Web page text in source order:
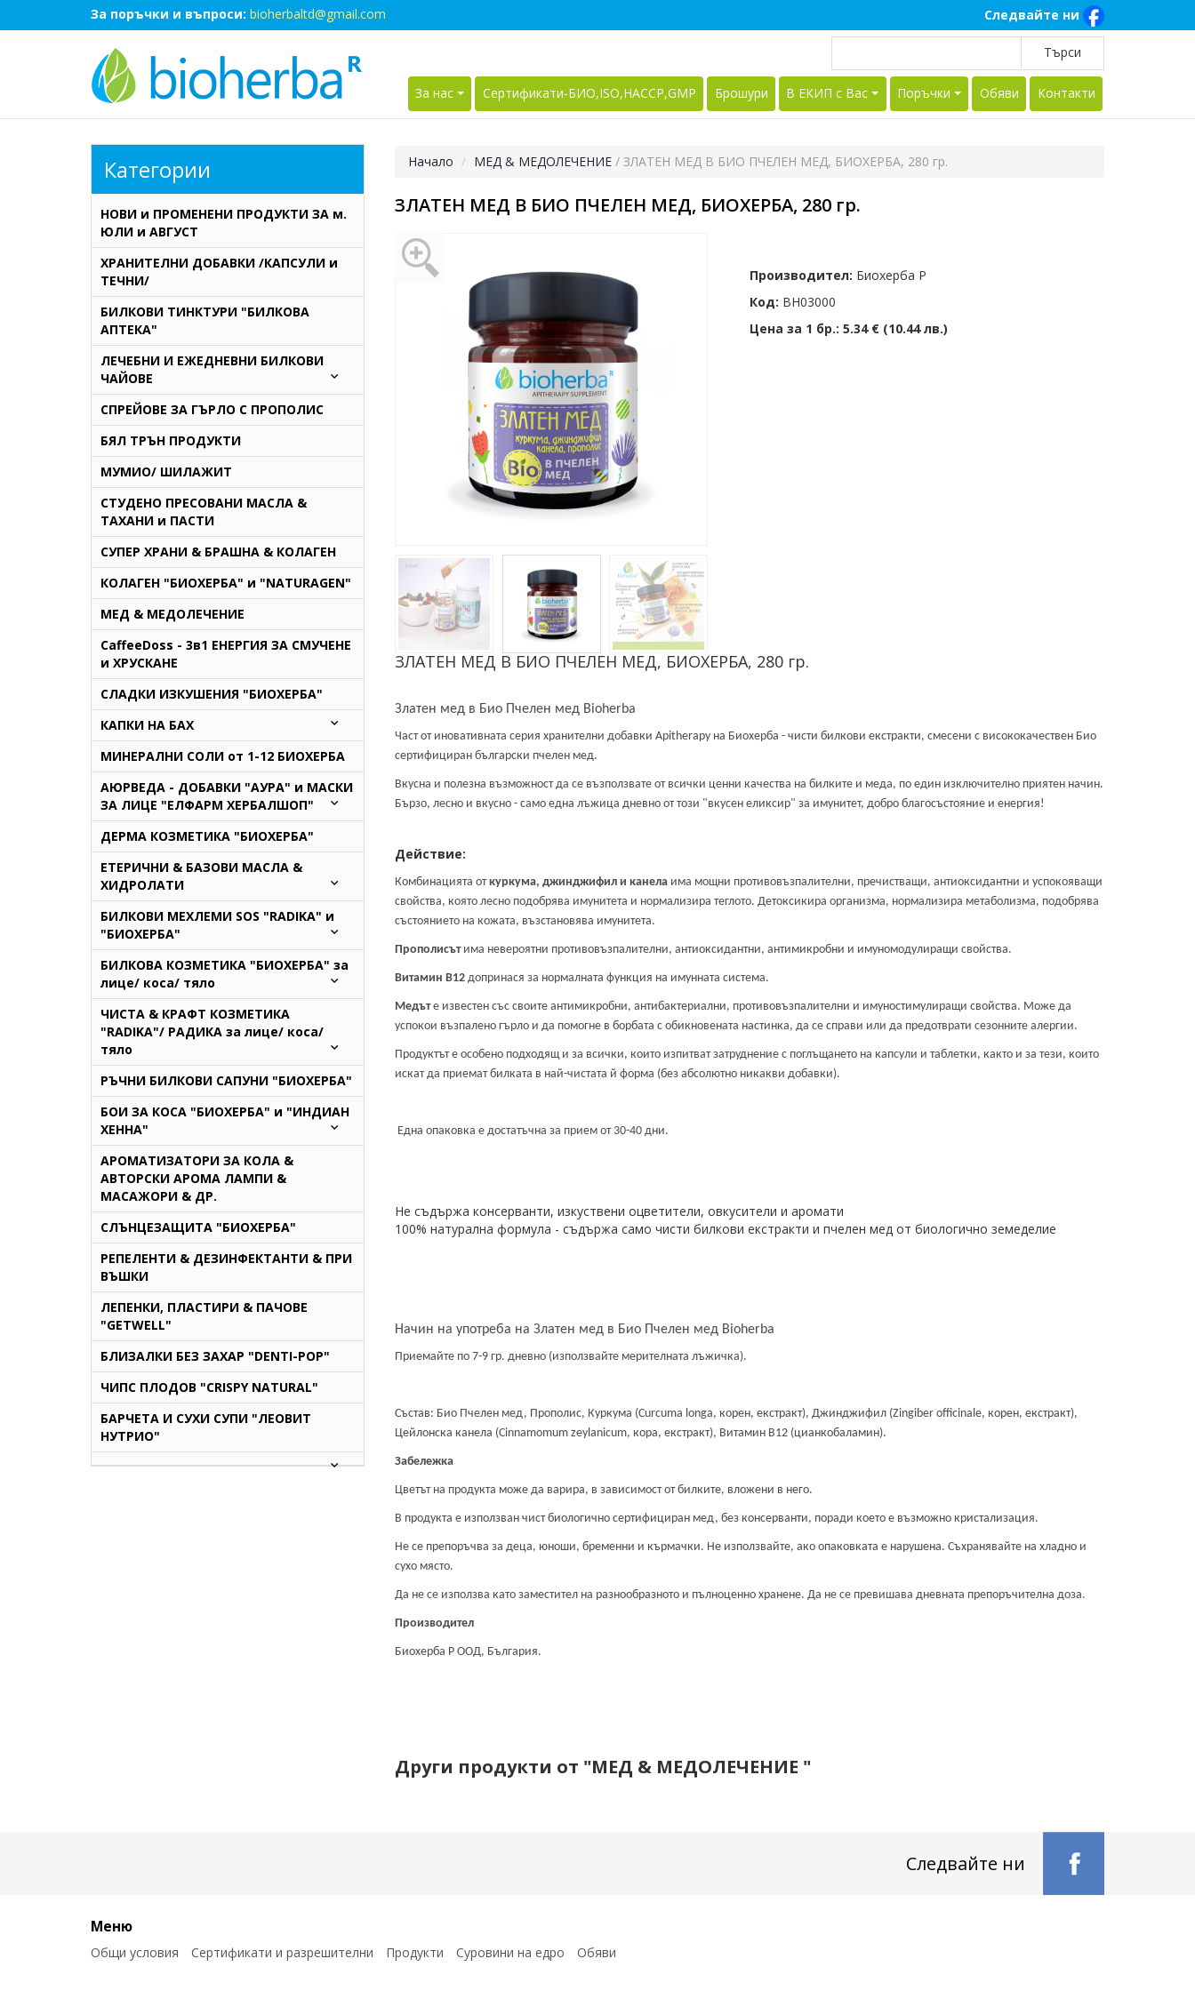
За поръчки и въпроси: bioherbaltd@gmail.com Следвайте ни
За нас Сертификати-БИО,ISO,HACCP,GMP Брошури В ЕКИП с Вас Поръчки Обяви Контакти
Начало МЕД & МЕДОЛЕЧЕНИЕ / ЗЛАТЕН МЕД В БИО ПЧЕЛЕН МЕД, БИОХЕРБА, 280 гр.
ЗЛАТЕН МЕД В БИО ПЧЕЛЕН МЕД, БИОХЕРБА, 280 гр.
Производител: Биохерба Р
Код: BH03000
Цена за 1 бр.: 5.34 € (10.44 лв.)
ЗЛАТЕН МЕД В БИО ПЧЕЛЕН МЕД, БИОХЕРБА, 280 гр.
Златен мед в Био Пчелен мед Bioherba
Част от иновативната серия хранителни добавки Apitherapy на Биохерба - чисти билкови екстракти, смесени с висококачествен Био
сертифициран български пчелен мед.
Вкусна и полезна възможност да се възползвате от всички ценни качества на билките и меда, по един изключително приятен начин.
Бързо, лесно и вкусно - само една лъжица дневно от този "вкусен еликсир" за имунитет, добро благосъстояние и енергия!
Действие:
Комбинацията откуркума, джинджифил и канела има мощни противовъзпалителни, пречистващи, антиоксидантни и успокояващи
свойства, която лесно подобрява имунитета и нормализира теглото. Детоксикира организма, нормализира метаболизма, подобрява
състоянието на кожата, възстановява имунитета.
Прополисътима невероятни противовъзпалителни, антиоксидантни, антимикробни и имуномодулиращи свойства.
Витамин В12 допринася за нормалната функция на имунната система.
Медъте известен със своите антимикробни, антибактериални, противовъзпалителни и имуностимулиращи свойства. Може да
успокои възпалено гърло и да помогне в борбата с обикновената настинка, да се справи или да предотврати сезонните алергии.
Продуктът е особено подходящ и за всички, които изпитват затруднение с поглъщането на капсули и таблетки, както и за тези, които
искат да приемат билката в най-чистата й форма (без абсолютно никакви добавки).
Една опаковка е достатъчна за прием от 30-40 дни.
Не съдържа консерванти, изкуствени оцветители, овкусители и аромати
100% натурална формула - съдържа само чисти билкови екстракти и пчелен мед от биологично земеделие
Начин на употреба на Златен мед в Био Пчелен мед Bioherba
Приемайте по 7-9 гр. дневно (използвайте мерителната лъжичка).
Състав: Био Пчелен мед, Прополис, Куркума (Curcuma longa, корен, екстракт), Джинджифил (Zingiber officinale, корен, екстракт),
Цейлонска канела (Cinnamomum zeylanicum, кора, екстракт), Витамин В12 (цианкобаламин).
Забележка
Цветът на продуктa може да варира, в зависимост от билките, вложени в него.
В продукта е използван чист биологично сертифициран мед, без консерванти, поради което е възможно кристализация.
Не се препоръчва за деца, юноши, бременни и кърмачки. Не използвайте, ако опаковката е нарушена. Съхранявайте на хладно и
сухо място.
Да не се използва като заместител на разнообразното и пълноценно хранене. Да не се превишава дневната препоръчителна доза.
Производител
Биохерба Р ООД, България.
Други продукти от "МЕД & МЕДОЛЕЧЕНИЕ "
Категории
НОВИ и ПРОМЕНЕНИ ПРОДУКТИ ЗА м.
ЮЛИ и АВГУСТ
ХРАНИТЕЛНИ ДОБАВКИ /КАПСУЛИ и
ТЕЧНИ/
БИЛКОВИ ТИНКТУРИ "БИЛКОВА
АПТЕКА"
ЛЕЧЕБНИ И ЕЖЕДНЕВНИ БИЛКОВИ
ЧАЙОВЕ
СПРЕЙОВЕ ЗА ГЪРЛО С ПРОПОЛИС
БЯЛ ТРЪН ПРОДУКТИ
МУМИО/ ШИЛАЖИТ
СТУДЕНО ПРЕСОВАНИ МАСЛА &
ТАХАНИ и ПАСТИ
СУПЕР ХРАНИ & БРАШНА & КОЛАГЕН
КОЛАГЕН "БИОХЕРБА" и "NATURAGEN"
МЕД & МЕДОЛЕЧЕНИЕ
CaffeeDoss - 3в1 ЕНЕРГИЯ ЗА СМУЧЕНЕ
и ХРУСКАНЕ
СЛАДКИ ИЗКУШЕНИЯ "БИОХЕРБА"
КАПКИ НА БАХ
МИНЕРАЛНИ СОЛИ от 1-12 БИОХЕРБА
AЮРВЕДА - ДОБАВКИ "АУРА" и МАСКИ
ЗА ЛИЦЕ "ЕЛФАРМ ХЕРБАЛШОП"
ДЕРМА КОЗМЕТИКА "БИОХЕРБА"
ЕТЕРИЧНИ & БАЗОВИ МАСЛА &
ХИДРОЛАТИ
БИЛКОВИ МЕХЛЕМИ SOS "RADIKA" и
"БИОХЕРБА"
БИЛКОВА КОЗМЕТИКА "БИОХЕРБА" за
лице/ коса/ тяло
ЧИСТА & КРАФТ КОЗМЕТИКА
"RADIKA"/ РАДИКА за лице/ коса/
тяло
РЪЧНИ БИЛКОВИ САПУНИ "БИОХЕРБА"
БОИ ЗА КОСА "БИОХЕРБА" и "ИНДИАН
ХЕННА"
АРОМАТИЗАТОРИ ЗА КОЛА &
АВТОРСКИ АРОМА ЛАМПИ &
МАСАЖОРИ & ДР.
СЛЪНЦЕЗАЩИТА "БИОХЕРБА"
РЕПЕЛЕНТИ & ДЕЗИНФЕКТАНТИ & ПРИ
ВЪШКИ
ЛЕПЕНКИ, ПЛАСТИРИ & ПАЧОВЕ
"GETWELL"
БЛИЗАЛКИ БЕЗ ЗАХАР "DENTI-POP"
ЧИПС ПЛОДОВ "CRISPY NATURAL"
БАРЧЕТА И СУХИ СУПИ "ЛЕОВИТ
НУТРИО"
Следвайте ни
Меню
Общи условия Сертификати и разрешителни Продукти Суровини на едро Обяви